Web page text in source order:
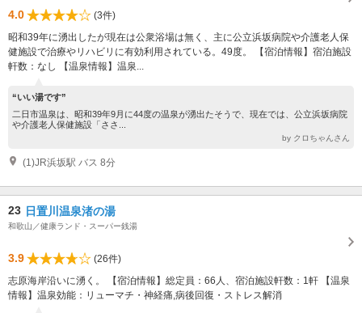
4.0
(3件)
昭和39年に湧出したが現在は公衆浴場は無く、主に公立浜坂病院や介護老人保
健施設で治療やリハビリに有効利用されている。49度。 【宿泊情報】宿泊施設
軒数：なし 【温泉情報】温泉...
“いい湯です”
二日市温泉は、昭和39年9月に44度の温泉が湧出たそうで、現在では、公立浜坂病院
や介護老人保健施設「ささ...
by クロちゃんさん
(1)JR浜坂駅 バス 8分
23 日置川温泉渚の湯
和歌山／健康ランド・スーパー銭湯
3.9
(26件)
志原海岸沿いに湧く。 【宿泊情報】総定員：66人、宿泊施設軒数：1軒 【温泉
情報】温泉効能：リューマチ・神経痛,病後回復・ストレス解消